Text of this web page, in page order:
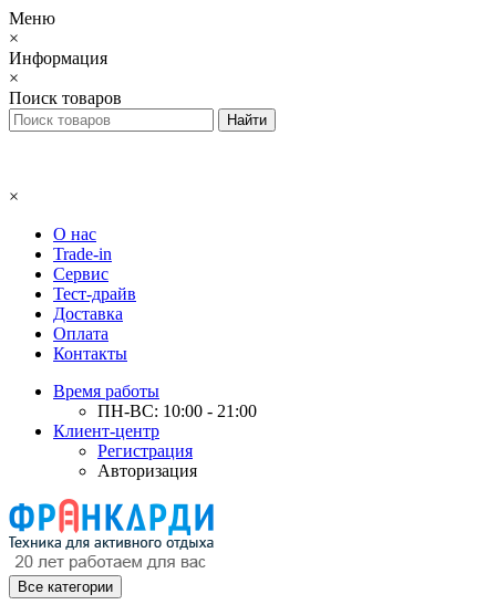
Меню
×
Информация
×
Поиск товаров
×
О нас
Trade-in
Сервис
Тест-драйв
Доставка
Оплата
Контакты
Время работы
ПН-ВС: 10:00 - 21:00
Клиент-центр
Регистрация
Авторизация
Все категории